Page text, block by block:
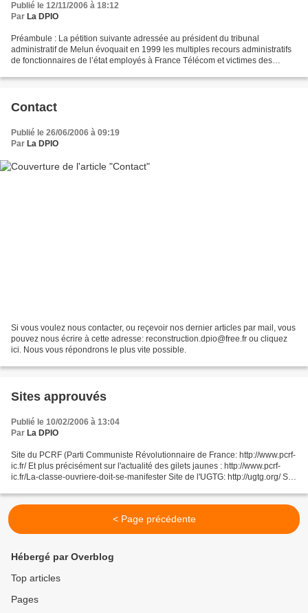
Publié le 12/11/2006 à 18:12
Par La DPIO
Préambule : La pétition suivante adressée au président du tribunal
administratif de Melun évoquait en 1999 les multiples recours administratifs
de fonctionnaires de l’état employés à France Télécom et victimes des
Contact
Publié le 26/06/2006 à 09:19
Par La DPIO
Si vous voulez nous contacter, ou reçevoir nos dernier articles par mail, vous
pouvez nous écrire à cette adresse: reconstruction.dpio@free.fr ou cliquez
ici. Nous vous répondrons le plus vite possible.
Sites approuvés
Publié le 10/02/2006 à 13:04
Par La DPIO
Site du PCRF (Parti Communiste Révolutionnaire de France: http://www.pcrf-
ic.fr/ Et plus précisément sur l'actualité des gilets jaunes : http://www.pcrf-
ic.fr/La-classe-ouvriere-doit-se-manifester Site de l'UGTG: http://ugtg.org/ Site
< Page précédente
Hébergé par Overblog
Top articles
Pages